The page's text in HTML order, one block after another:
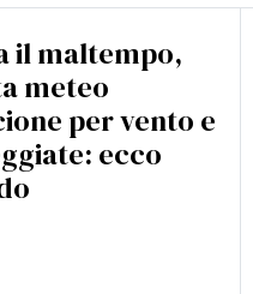
il maltempo,
meteo
per vento e
ecco